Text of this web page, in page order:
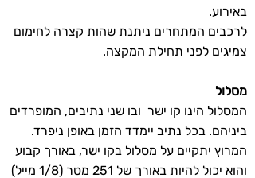
באירוע.
לרכבים המתחרים ניתנת שהות קצרה לחימום
צמיגים לפני תחילת המקצה.
מסלול
המסלול הינו קו ישר ובו שני נתיבים, המופרדים
ביניהם. בכל נתיב יימדד הזמן באופן ניפרד.
המרוץ יתקיים על מסלול בקו ישר, באורך קבוע
והוא יכול להיות באורך של 251 מטר (1/8 מייל)